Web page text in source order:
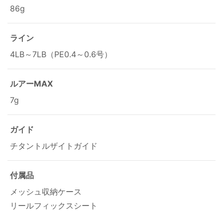
86g
ライン
4LB～7LB（PE0.4～0.6号）
ルアーMAX
7g
ガイド
チタントルザイトガイド
付属品
メッシュ収納ケース
リールフィックスシート